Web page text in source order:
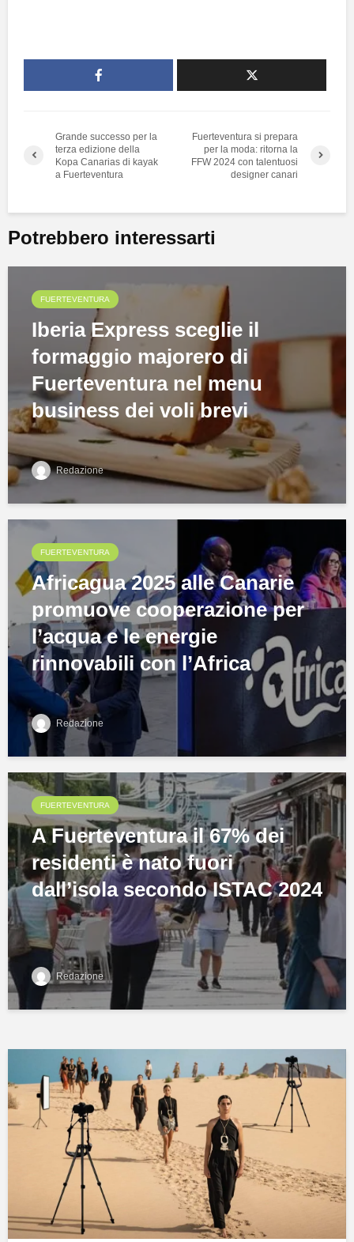
Grande successo per la
terza edizione della
Kopa Canarias di kayak
a Fuerteventura
Fuerteventura si prepara
per la moda: ritorna la
FFW 2024 con talentuosi
designer canari
Potrebbero interessarti
FUERTEVENTURA
Iberia Express sceglie il
formaggio majorero di
Fuerteventura nel menu
business dei voli brevi
Redazione
FUERTEVENTURA
Africagua 2025 alle Canarie
promuove cooperazione per
l’acqua e le energie
rinnovabili con l’Africa
Redazione
FUERTEVENTURA
A Fuerteventura il 67% dei
residenti è nato fuori
dall’isola secondo ISTAC 2024
Redazione